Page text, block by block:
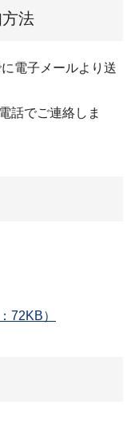
法
電子メールより送
話でご連絡しま
72KB）